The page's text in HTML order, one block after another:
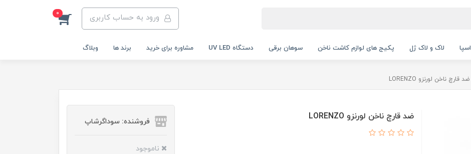
ورود به حساب کاربری 0
اسپا لاک و لاک ژل پکیج های لوازم کاشت ناخن سوهان برقی دستگاه UV LED مشاوره برای خرید برند ها وبلاگ
ضد قارچ ناخن لورنزو LORENZO
ضد قارچ ناخن لورنزو LORENZO فروشنده: سوداگرشاپ
ناموجود